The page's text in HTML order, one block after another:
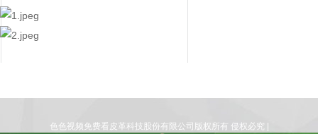
色色视频免费看皮革科技股份有限公司版权所有 侵权必究 |